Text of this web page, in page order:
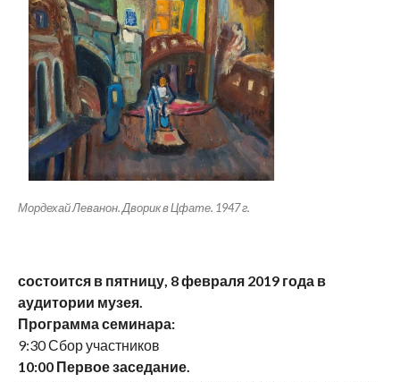
Мордехай Леванон. Дворик в Цфате. 1947 г.
состоится в пятницу, 8 февраля 2019 года в
аудитории музея.
Программа семинара:
9:30 Сбор участников
10:00 Первое заседание.